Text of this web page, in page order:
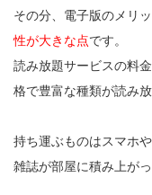
その分、電子版のメリッ
性が大きな点です。
読み放題サービスの料
格で豊富な種類が読み放
持ち運ぶものはスマホ
雑誌が部屋に積み上が